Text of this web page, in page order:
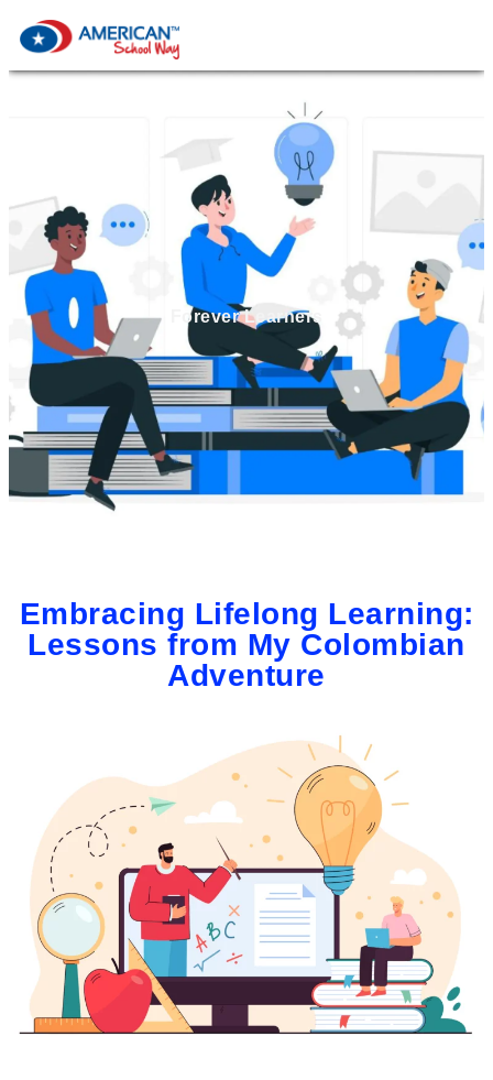
Forever Learners
Embracing Lifelong Learning:
Lessons from My Colombian
Adventure